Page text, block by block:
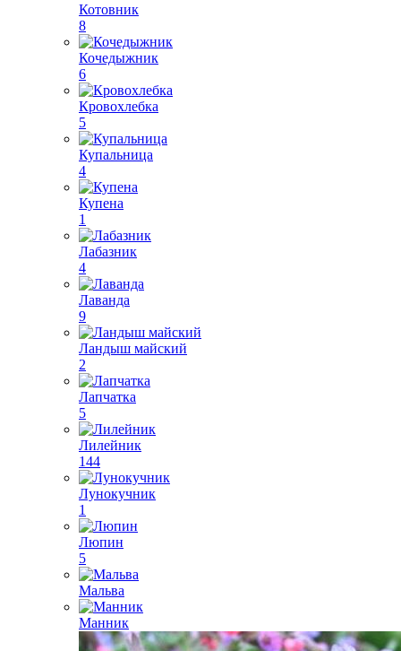
Котовник
8
Кочедыжник
6
Кровохлебка
5
Купальница
4
Купена
1
Лабазник
4
Лаванда
9
Ландыш майский
2
Лапчатка
5
Лилейник
144
Лунокучник
1
Люпин
5
Мальва
Манник